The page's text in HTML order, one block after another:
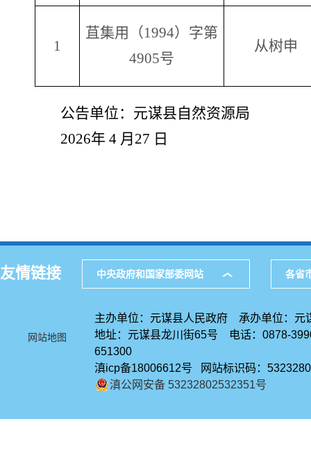
1
苴集用（1994）字第
4905号
从树申
公告单位：元谋县自然资源局
2026年 4 月27 日
友情链接 中央政府和国家部委网站 各省
网站地图
主办单位：元谋县人民政府 承办单位：元
地址：元谋县龙川街65号 电话：0878-
651300
滇icp备18006612号 网站标识码：
滇公网安备 53232802532351号